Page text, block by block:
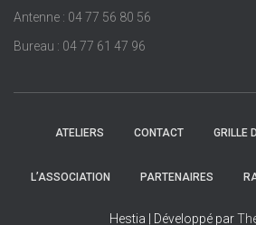
sAntenne : 04 77 56 80 56
Bureau : 04 77 61 47 96
ATELIERS CONTACT GRILLE
L’ASSOCIATION PARTENAIRES
Hestia | Développé par